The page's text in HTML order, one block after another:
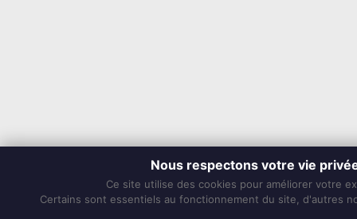
Nous respectons votre vie
Ce site utilise des cookies pour améliorer votre
Certains sont essentiels au fonctionnement du site, d'autres